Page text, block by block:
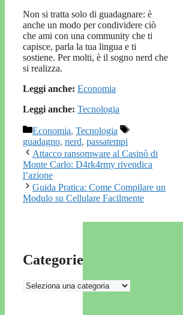
Non si tratta solo di guadagnare: è
anche un modo per condividere ciò
che ami con una community che ti
capisce, parla la tua lingua e ti
sostiene. Per molti, è il sogno nerd che
si realizza.
Leggi anche: Economia
Leggi anche: Tecnologia
Categorie
Economia, Tecnologia
Tag
guadagno, nerd, passatempi
Attacco ransomware al Casinò di
Monte Carlo: D4rk4rmy rivendica
l’azione
Guida Pratica: Come Compilare un
Modulo su Cellulare Facilmente
Categorie
Categorie